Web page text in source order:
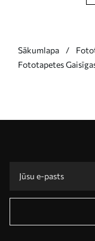
Sākumlapa
Fototapetes